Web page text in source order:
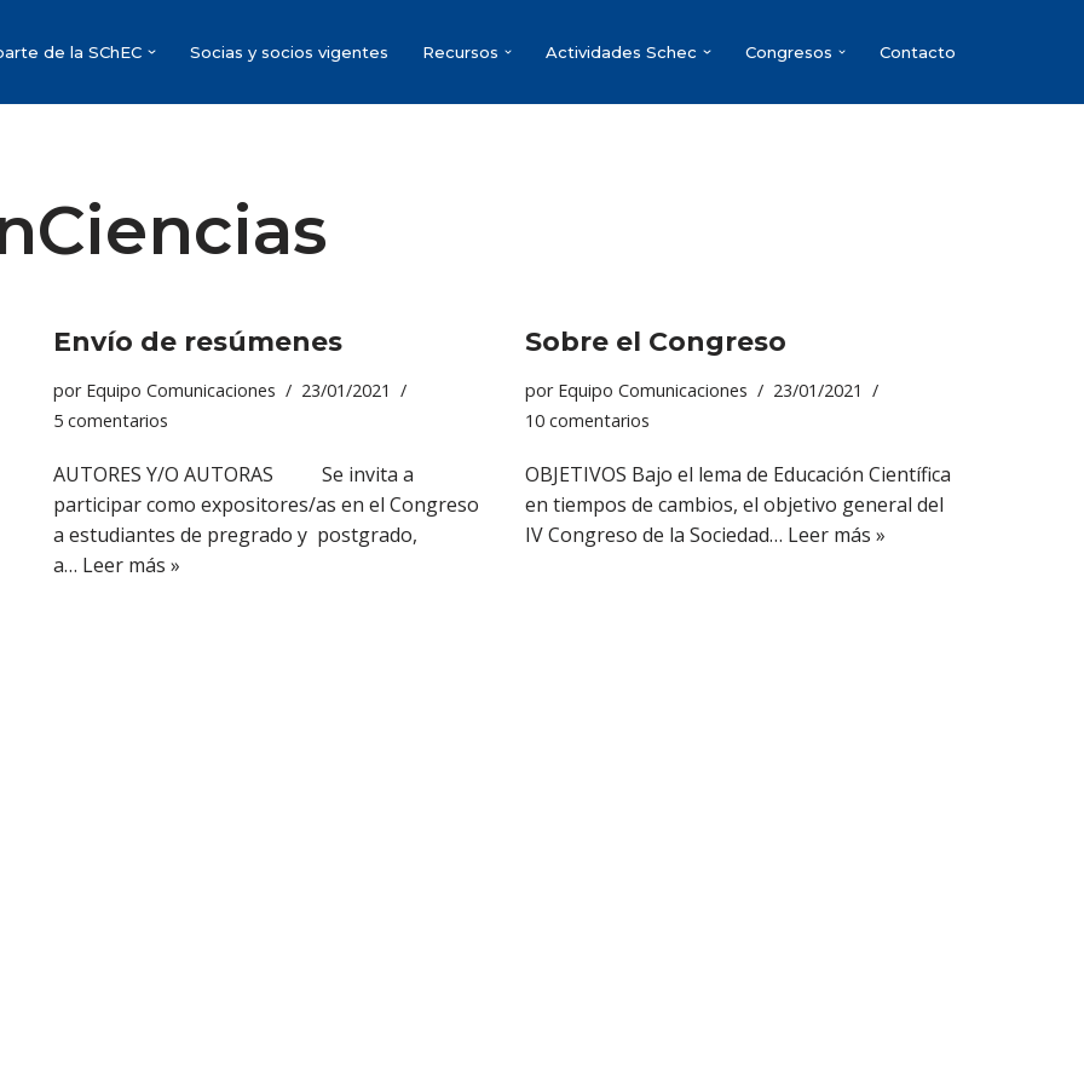
de la SChEC Socias y socios vigentes Recursos Actividades Schec Congresos Contacto
Envío de resúmenes
por Equipo Comunicaciones
23/01/2021
5 comentarios
AUTORES Y/O AUTORAS Se invita a
participar como expositores/as en el Congreso
a estudiantes de pregrado y postgrado,
a… Leer más »
Sobre el Congreso
por Equipo Comunicaciones
23/01/2021
10 comentarios
OBJETIVOS Bajo el lema de Educación Científica
en tiempos de cambios, el objetivo general del
IV Congreso de la Sociedad… Leer más »